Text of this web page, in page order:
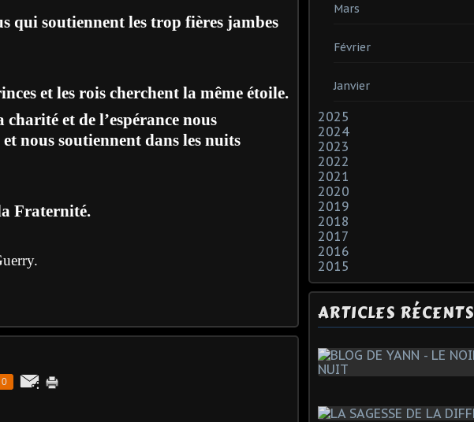
qui soutiennent les trop fières jambes
et les rois cherchent la même étoile.
et de l’espérance nous
nous soutiennent dans les nuits
Fraternité.
0
Mars
Février
Janvier
2025
2024
2023
2022
2021
2020
2019
2018
2017
2016
2015
ARTICLES RÉCENTS